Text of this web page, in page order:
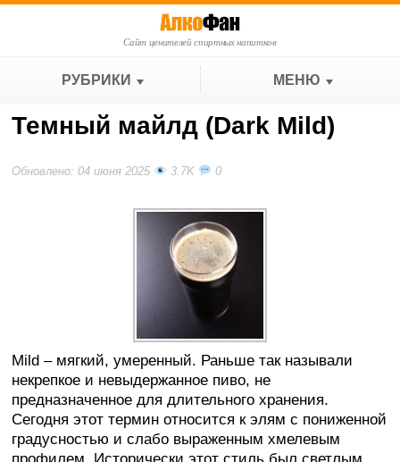
Сайт ценителей спиртных напитков
РУБРИКИ МЕНЮ
Темный майлд (Dark Mild)
Обновлено: 04 июня 2025 3.7K 0
Mild – мягкий, умеренный. Раньше так называли
некрепкое и невыдержанное пиво, не
предназначенное для длительного хранения.
Сегодня этот термин относится к элям с пониженной
градусностью и слабо выраженным хмелевым